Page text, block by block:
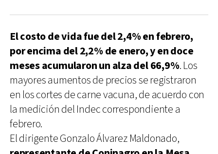
El costo de vida fue del 2,4% en febrero,
por encima del 2,2% de enero, y en doce
meses acumularon un alza del 66,9%. Los
mayores aumentos de precios se registraron
en los cortes de carne vacuna, de acuerdo con
la medición del Indec correspondiente a
febrero.
El dirigente Gonzalo Álvarez Maldonado,